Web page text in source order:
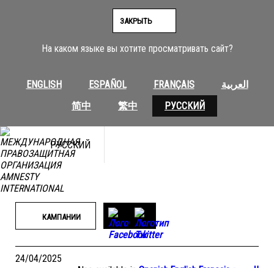
На каком языке вы хотите просматривать сайт?
ENGLISH ESPAÑOL FRANÇAIS
العربية
简中
繁中 РУССКИЙ
ЗАКРЫТЬ
РУССКИЙ
КАМПАНИИ
24/04/2025